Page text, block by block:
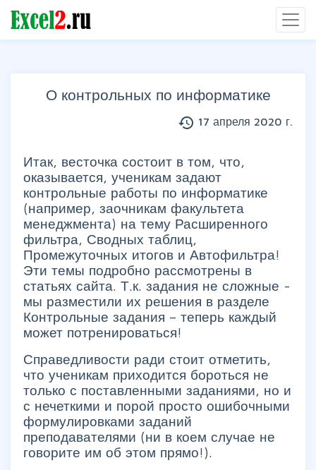
О контрольных по информатике
history 17 апреля 2020 г.
Итак, весточка состоит в том, что,
оказывается, ученикам задают
контрольные работы по информатике
(например, заочникам факультета
менеджмента) на тему Расширенного
фильтра, Сводных таблиц,
Промежуточных итогов и Автофильтра!
Эти темы подробно рассмотрены в
статьях сайта. Т.к. задания не сложные -
мы разместили их решения в разделе
Контрольные задания – теперь каждый
может потренироваться!
Справедливости ради стоит отметить,
что ученикам приходится бороться не
только с поставленными заданиями, но и
с нечеткими и порой просто ошибочными
формулировками заданий
преподавателями (ни в коем случае не
говорите им об этом прямо!).